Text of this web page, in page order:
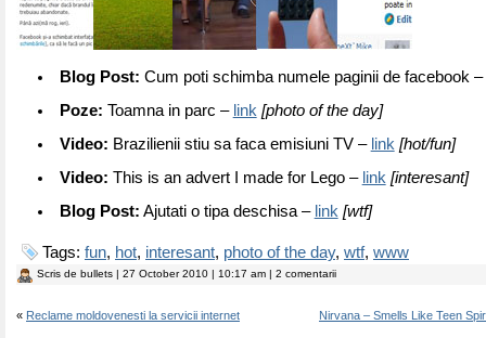
Blog Post: Cum poti schimba numele paginii de facebook –
Poze: Toamna in parc – link [photo of the day]
Video: Brazilienii stiu sa faca emisiuni TV – link [hot/fun]
Video: This is an advert I made for Lego – link [interesant]
Blog Post: Ajutati o tipa deschisa – link [wtf]
Tags: fun, hot, interesant, photo of the day, wtf, www
Scris de bullets | 27 October 2010 | 10:17 am | 2 comentarii
« Reclame moldovenesti la servicii internet Nirvana – Smells Like Teen